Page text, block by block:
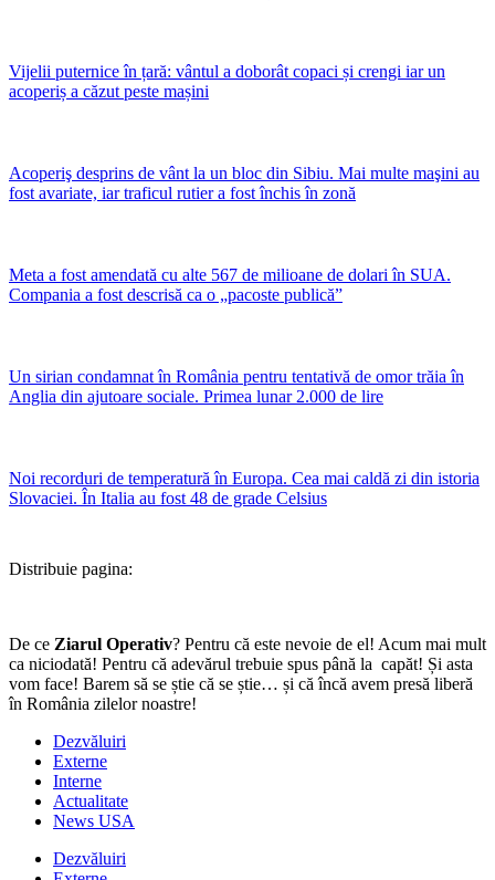
Vijelii puternice în țară: vântul a doborât copaci și crengi iar un
acoperiș a căzut peste mașini
Acoperiş desprins de vânt la un bloc din Sibiu. Mai multe maşini au
fost avariate, iar traficul rutier a fost închis în zonă
Meta a fost amendată cu alte 567 de milioane de dolari în SUA.
Compania a fost descrisă ca o „pacoste publică”
Un sirian condamnat în România pentru tentativă de omor trăia în
Anglia din ajutoare sociale. Primea lunar 2.000 de lire
Noi recorduri de temperatură în Europa. Cea mai caldă zi din istoria
Slovaciei. În Italia au fost 48 de grade Celsius
Distribuie pagina:
De ce Ziarul Operativ? Pentru că este nevoie de el! Acum mai mult
ca niciodată! Pentru că adevărul trebuie spus până la capăt! Și asta
vom face! Barem să se știe că se știe… și că încă avem presă liberă
în România zilelor noastre!
Dezvăluiri
Externe
Interne
Actualitate
News USA
Dezvăluiri